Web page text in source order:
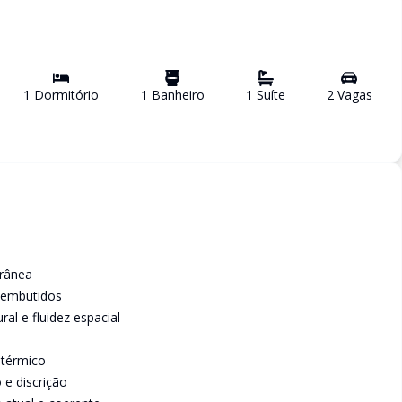
1 Dormitório 1 Banheiro 1 Suíte 2Vagas
e fluidez espacial
e discrição